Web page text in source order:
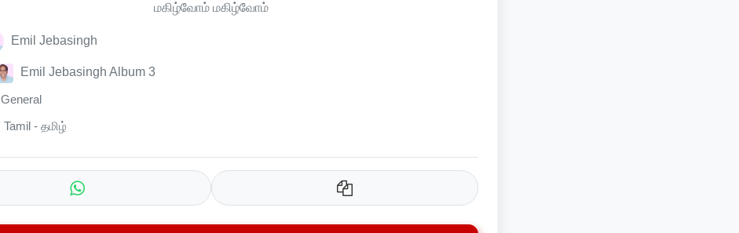
மகிழ்வோம் மகிழ்வோம்
Emil Jebasingh
Emil Jebasingh Album 3
General
Tamil - தமிழ்